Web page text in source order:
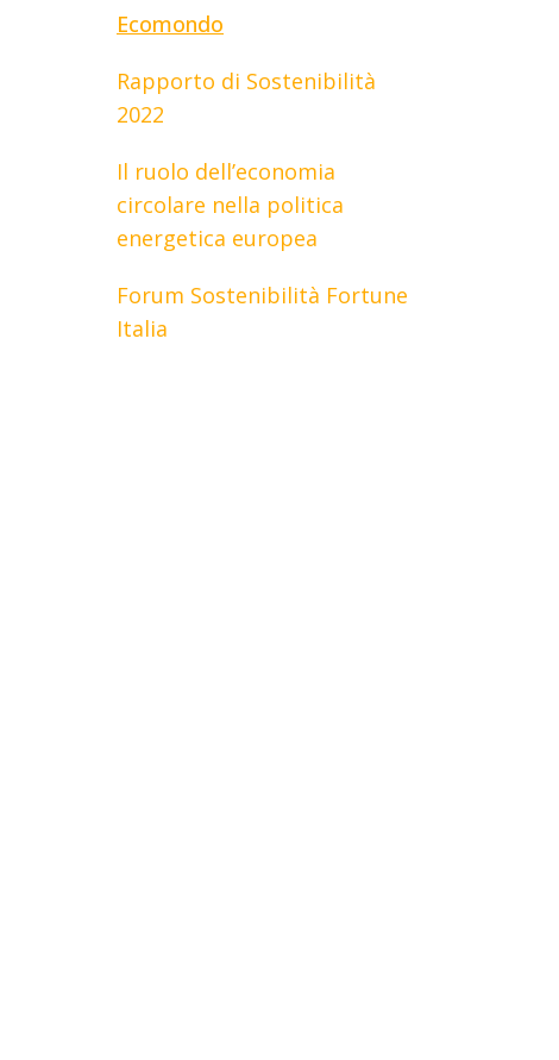
Ecomondo
Rapporto di Sostenibilità
2022
Il ruolo dell’economia
circolare nella politica
energetica europea
Forum Sostenibilità Fortune
Italia